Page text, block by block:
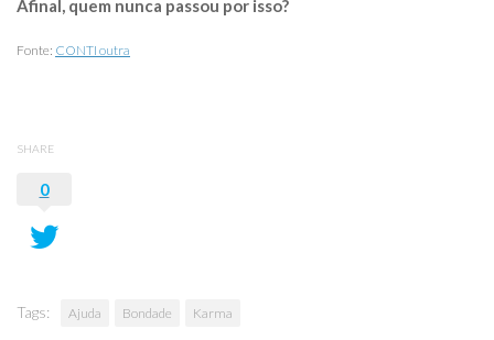
Afinal, quem nunca passou por isso?
Fonte: CONTI outra
SHARE
0
Tags: Ajuda Bondade Karma